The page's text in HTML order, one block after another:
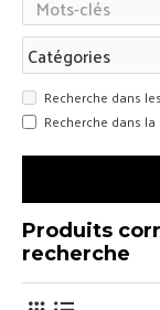
Recherche dans
Recherche dans
Produits
recherche